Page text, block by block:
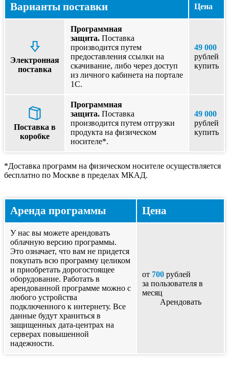
Варианты поставки Цена
Электронная
поставка
Программная
защита. Поставка
производится путем
предоставления ссылки на
скачивание, либо через доступ
из личного кабинета на портале
1С.
49 000
рублей
купить
Поставка в
коробке
Программная
защита. Поставка
производится путем отгрузки
продукта на физическом
носителе*.
49 000
рублей
купить
*Доставка программ на физическом носителе осуществляется
бесплатно по Москве в пределах МКАД.
Аренда программы Цена
У нас вы можете арендовать
облачную версию программы.
Это означает, что вам не придется
покупать всю программу целиком
и приобретать дорогостоящее
оборудование. Работать в
арендованной программе можно с
любого устройства
подключенного к интернету. Все
данные будут храниться в
защищенных дата-центрах на
серверах повышенной
надежности.
от 700 рублей
за пользователя в
месяц
Арендовать